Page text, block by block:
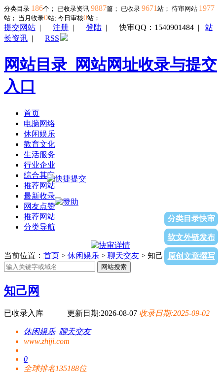
分类目录 186个； 已收录资讯 9887篇； 已收录 9671 站； 待审网站 1977
站； 当月收录0站; 今日审核0站；
提交网站 | 注册 | 登陆 |快审QQ：1540901484 | 站
长资讯 | RSS
网站目录_网站网址收录与提交
入口
首页
电脑网络
休闲娱乐
教育文化
生活服务
行业企业
综合其它
推荐网站
最新收录
网友点赞
推荐网站
分类导航
分类目录快审
软文外链发布
原创文章撰写
当前位置： 首页 > 休闲娱乐 > 聊天交友 > 知己网
网站搜索
知己网
已收录入库 更新日期:2026-08-07 收录日期:2025-09-02
休闲娱乐 聊天交友
www.zhiji.com
0
全球排名135188位